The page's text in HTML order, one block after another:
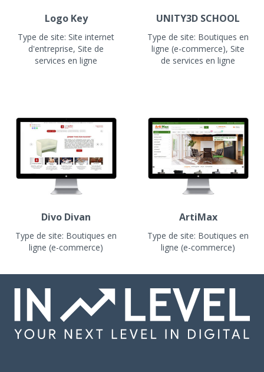
Logo Key
Type de site: Site internet
d'entreprise, Site de
services en ligne
UNITY3D SCHOOL
Type de site: Boutiques en
ligne (e-commerce), Site
de services en ligne
Divo Divan
Type de site: Boutiques en
ligne (e-commerce)
ArtiMax
Type de site: Boutiques en
ligne (e-commerce)